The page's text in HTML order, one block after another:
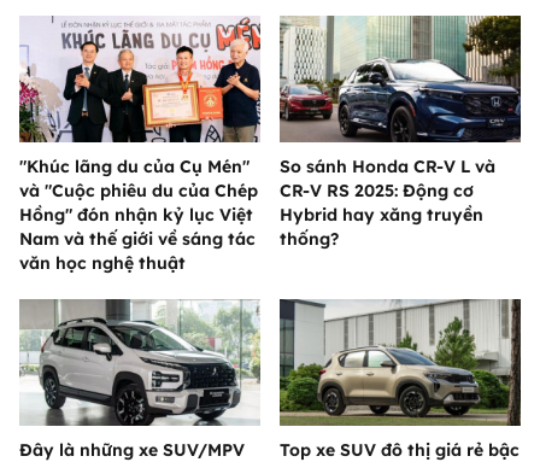
"Khúc lãng du của Cụ Mén"
và "Cuộc phiêu du của Chép
Hồng" đón nhận kỷ lục Việt
Nam và thế giới về sáng tác
văn học nghệ thuật
So sánh Honda CR-V L và
CR-V RS 2025: Động cơ
Hybrid hay xăng truyền
thống?
Đây là những xe SUV/MPV
Top xe SUV đô thị giá rẻ bậc